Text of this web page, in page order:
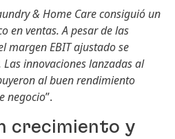
& Home Care consiguió un
en ventas. A pesar de las
margen EBIT ajustado se
innovaciones lanzadas al
al buen rendimiento
negocio”.
crecimiento y